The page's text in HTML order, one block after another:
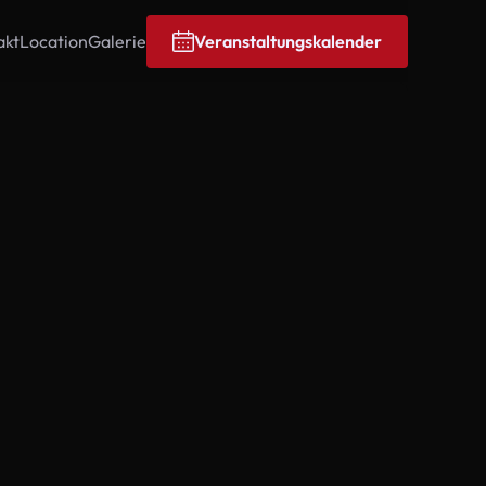
LocationGalerie Veranstaltungskalender